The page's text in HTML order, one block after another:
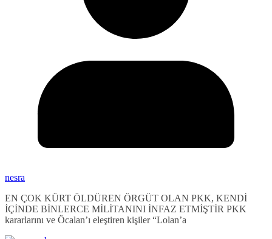
nesra
EN ÇOK KÜRT ÖLDÜREN ÖRGÜT OLAN PKK, KENDİ
İÇİNDE BİNLERCE MİLİTANINI İNFAZ ETMİŞTİR PKK
kararlarını ve Öcalan’ı eleştiren kişiler “Lolan’a